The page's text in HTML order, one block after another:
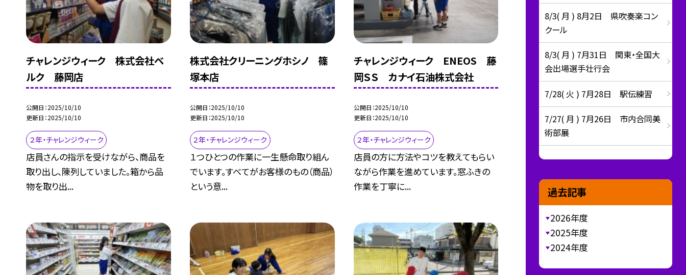
チャレンジウィーク 株式会社ベ
ルク 藤岡店
公開日 2025/10/10
更新日 2025/10/10
２年・チャレンジウィーク
店員さんの指示を受けながら、商品を
取り出し、陳列していました。箱から品
物を取り出...
株式会社クリーニングホシノ 篠
塚本店
公開日 2025/10/10
更新日 2025/10/10
２年・チャレンジウィーク
１つひとつの作業に一生懸命取り組ん
でいます。すべてがお客様のもの（商品）
という意...
チャレンジウィーク ENEOS 藤
岡ＳＳ カナイ石油株式会社
公開日 2025/10/10
更新日 2025/10/10
２年・チャレンジウィーク
店員の方に方法やコツを教えてもらい
ながら作業を進めています。窓ふきの
作業を丁寧に...
8/3( 月 ) 8月2日 県吹奏楽コン
クール
8/3( 月 ) 7月31日 関東・全国大
会出場選手壮行会
7/28( 火 ) 7月28日 駅伝練習
7/27( 月 ) 7月26日 市内合同美
術部展
過去記事
2026年度
2025年度
2024年度